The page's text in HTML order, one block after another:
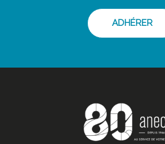
ADHÉRER